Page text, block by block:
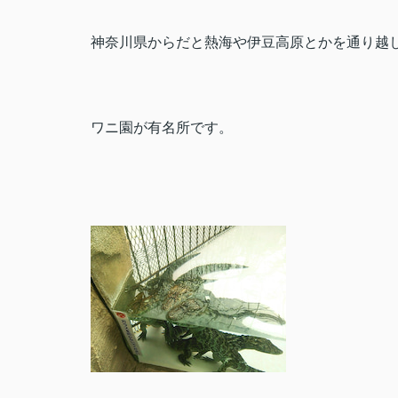
神奈川県からだと熱海や伊豆高原とかを通り越
ワニ園が有名所です。